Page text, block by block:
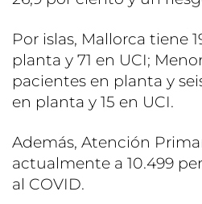
Por islas, Mallorca tiene
planta y 71 en UCI;
pacientes en planta y
en planta y 15 en UCI.
Además, Atención
actualmente a 10.499
al COVID.